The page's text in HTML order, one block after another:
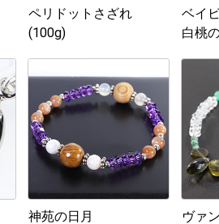
ペリドットさざれ
(100g)
ベイ
白桃
神苑の日月 ヴァ